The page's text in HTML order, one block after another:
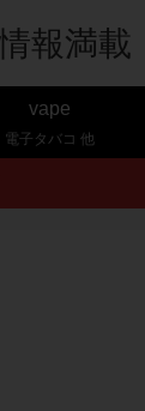
vape
電子タバコ 他